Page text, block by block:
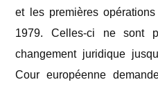
et les premières
1979. Celles-ci ne sont
changement juridique
Cour européenne